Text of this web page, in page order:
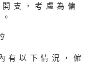
支，考慮為傭
有以下情況，僱